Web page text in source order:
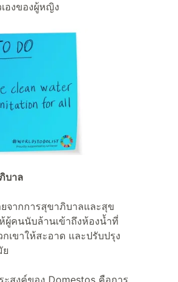
องของผู้หญิง
บาล
จากการสุขาภิบาลและสุข
ผู้คนนับล้านเข้าถึงห้องน้ำที่
เขาให้สะอาด และปรับปรุง
ะสงค์ของ Domestos คือการ